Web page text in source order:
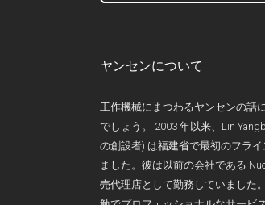
ヤンセンについて
工作機械にまつわるヤンセンの話
でしょう。 2003 年以来、Lin
の創設者) は福建省で最初のフライ
ました。彼は以前の会社である
売代理店として勤務していました